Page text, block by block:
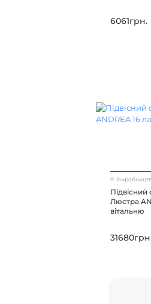
6061грн.
Підвісний
Люстра
вітальню